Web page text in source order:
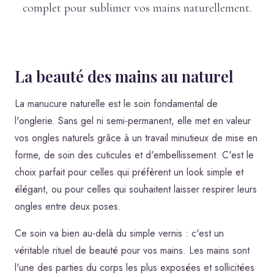
complet pour sublimer vos mains naturellement.
La beauté des mains au naturel
La manucure naturelle est le soin fondamental de
l'onglerie. Sans gel ni semi-permanent, elle met en valeur
vos ongles naturels grâce à un travail minutieux de mise en
forme, de soin des cuticules et d'embellissement. C'est le
choix parfait pour celles qui préfèrent un look simple et
élégant, ou pour celles qui souhaitent laisser respirer leurs
ongles entre deux poses.
Ce soin va bien au-delà du simple vernis : c'est un
véritable rituel de beauté pour vos mains. Les mains sont
l'une des parties du corps les plus exposées et sollicitées